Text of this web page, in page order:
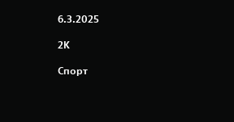
6.3.2025
2K
Спорт